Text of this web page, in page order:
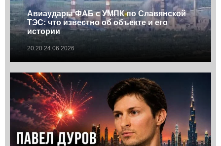
Авиаудары ФАБ с УМПК по Славянской
ТЭС: что известно об объекте и его
истории
20:20 24.06.2026